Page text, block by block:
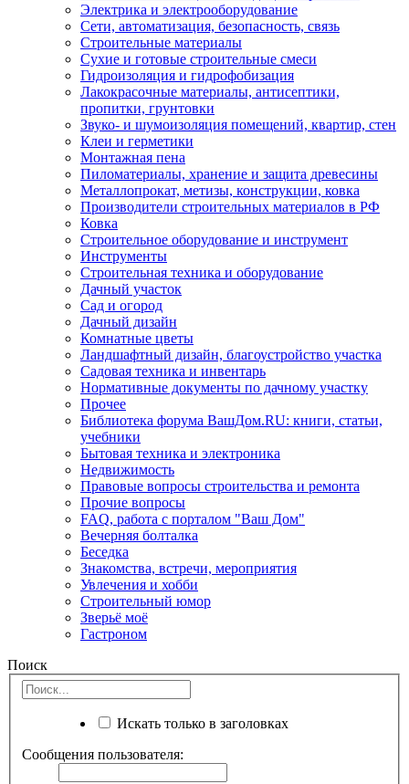
Электрика и электрооборудование
Сети, автоматизация, безопасность, связь
Строительные материалы
Сухие и готовые строительные смеси
Гидроизоляция и гидрофобизация
Лакокрасочные материалы, антисептики,
пропитки, грунтовки
Звуко- и шумоизоляция помещений, квартир, стен
Клеи и герметики
Монтажная пена
Пиломатериалы, хранение и защита древесины
Металлопрокат, метизы, конструкции, ковка
Производители строительных материалов в РФ
Ковка
Строительное оборудование и инструмент
Инструменты
Строительная техника и оборудование
Дачный участок
Сад и огород
Дачный дизайн
Комнатные цветы
Ландшафтный дизайн, благоустройство участка
Садовая техника и инвентарь
Нормативные документы по дачному участку
Прочее
Библиотека форума ВашДом.RU: книги, статьи,
учебники
Бытовая техника и электроника
Недвижимость
Правовые вопросы строительства и ремонта
Прочие вопросы
FAQ, работа с порталом "Ваш Дом"
Вечерняя болталка
Беседка
Знакомства, встречи, мероприятия
Увлечения и хобби
Строительный юмор
Зверьё моё
Гастроном
Поиск
Искать только в заголовках
Сообщения пользователя: